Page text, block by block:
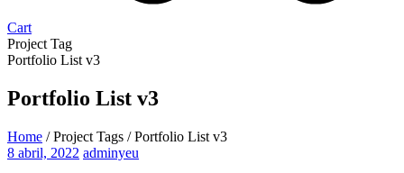
Cart
Project Tag
Portfolio List v3
Portfolio List v3
Home / Project Tags / Portfolio List v3
8 abril, 2022 adminyeu